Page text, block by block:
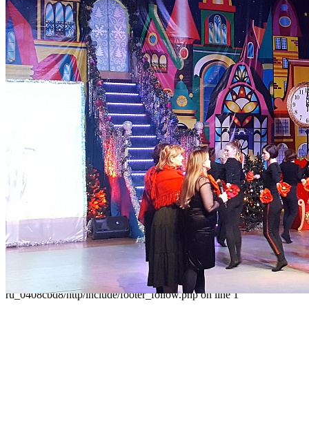
Наши контакты
236040,г. Калининград, ул. Сергеева 10
+7 (401) 253-45-55
dtdm39@mail.ru
Главная
Родителям
Карта сайта
Следуйте за нами
Parse error: syntax error, unexpected 'data' (T_STRING), expecting
']' in /home/virtwww/w_dvorec39-
ru_0408cbd8/http/include/footer_follow.php on line 1